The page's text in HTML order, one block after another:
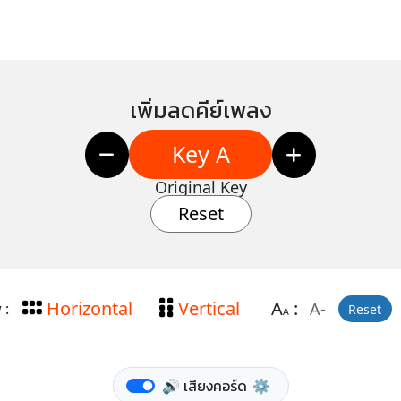
เพิ่มลดคีย์เพลง
Key A
Original Key
Reset
: Horizontal Vertical AA: A- Reset
🔊 เสียงคอร์ด ⚙️